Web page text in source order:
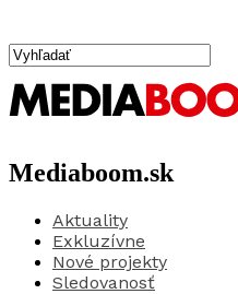
Mediaboom.sk
Aktuality
Exkluzívne
Nové projekty
Sledovanosť